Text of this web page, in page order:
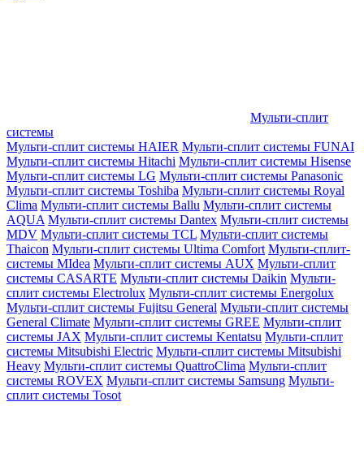
Мульти-сплит
системы
Мульти-сплит системы HAIER Мульти-сплит системы FUNAI
Мульти-сплит системы Hitachi Мульти-сплит системы Hisense
Мульти-сплит системы LG Мульти-сплит системы Panasonic
Мульти-сплит системы Toshiba Мульти-сплит системы Royal
Clima Мульти-сплит системы Ballu Мульти-сплит системы
AQUA Мульти-сплит системы Dantex Мульти-сплит системы
MDV Мульти-сплит системы TCL Мульти-сплит системы
Thaicon Мульти-сплит системы Ultima Comfort Мульти-сплит-
системы MIdea Мульти-сплит системы AUX Мульти-сплит
системы CASARTE Мульти-сплит системы Daikin Мульти-
сплит системы Electrolux Мульти-сплит системы Energolux
Мульти-сплит системы Fujitsu General Мульти-сплит системы
General Climate Мульти-сплит системы GREE Мульти-сплит
системы JAX Мульти-сплит системы Kentatsu Мульти-сплит
системы Mitsubishi Electric Мульти-сплит системы Mitsubishi
Heavy Мульти-сплит системы QuattroClima Мульти-сплит
системы ROVEX Мульти-сплит системы Samsung Мульти-
сплит системы Tosot